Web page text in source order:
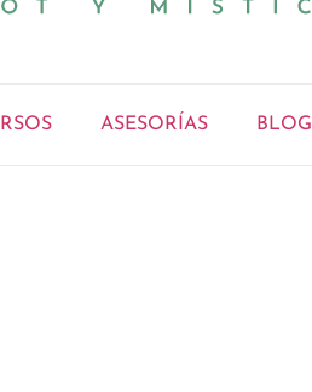
ASESORÍAS BLOG